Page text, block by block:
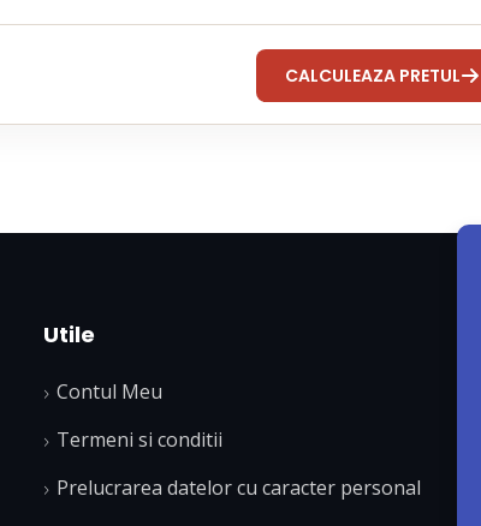
CALCULEAZA PRETUL
Utile
Contul Meu
Termeni si conditii
Prelucrarea datelor cu caracter personal